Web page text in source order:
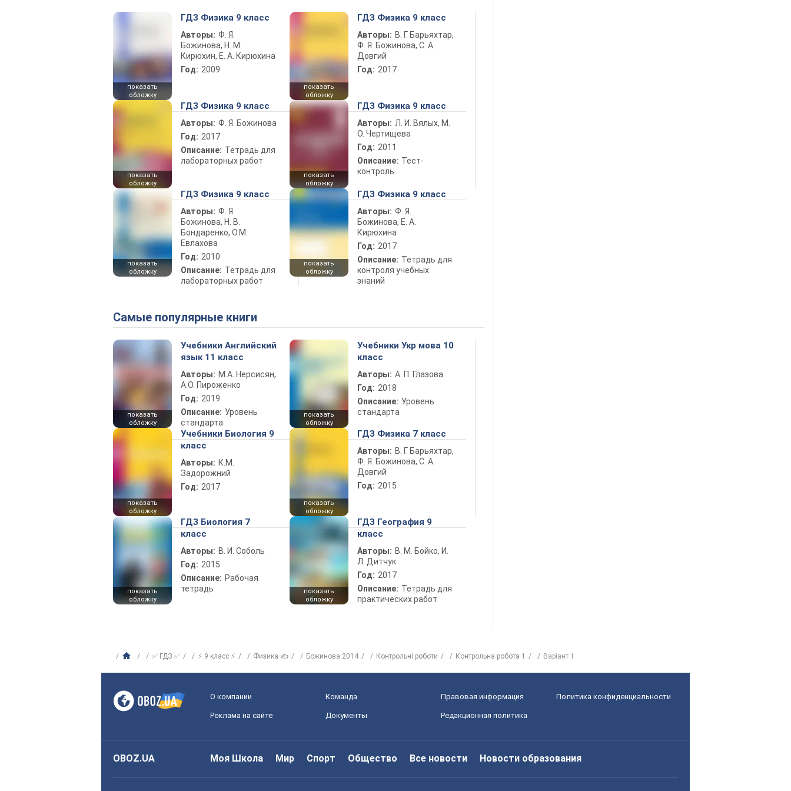
показать
обложку
ГДЗ Физика 9 класс
Авторы: Ф. Я.
Божинова, Н. М.
Кирюхин, Е. А. Кирюхина
Год: 2009
показать
обложку
ГДЗ Физика 9 класс
Авторы: В. Г. Барьяхтар,
Ф. Я. Божинова, С. А.
Довгий
Год: 2017
показать
обложку
ГДЗ Физика 9 класс
Авторы: Ф. Я. Божинова
Год: 2017
Описание: Тетрадь для
лабораторных работ
показать
обложку
ГДЗ Физика 9 класс
Авторы: Л. И. Вялых, М.
О. Чертищева
Год: 2011
Описание: Тест-
контроль
показать
обложку
ГДЗ Физика 9 класс
Авторы: Ф. Я.
Божинова, Н. В.
Бондаренко, О.М.
Евлахова
Год: 2010
Описание: Тетрадь для
лабораторных работ
показать
обложку
ГДЗ Физика 9 класс
Авторы: Ф. Я.
Божинова, Е. А.
Кирюхина
Год: 2017
Описание: Тетрадь для
контроля учебных
знаний
Самые популярные книги
показать
обложку
Учебники Английский
язык 11 класс
Авторы: М.А. Нерсисян,
А.О. Пироженко
Год: 2019
Описание: Уровень
стандарта
показать
обложку
Учебники Укр мова 10
класс
Авторы: А. П. Глазова
Год: 2018
Описание: Уровень
стандарта
показать
обложку
Учебники Биология 9
класс
Авторы: К.М.
Задорожний
Год: 2017
показать
обложку
ГДЗ Физика 7 класс
Авторы: В. Г. Барьяхтар,
Ф. Я. Божинова, С. А.
Довгий
Год: 2015
показать
обложку
ГДЗ Биология 7
класс
Авторы: В. И. Соболь
Год: 2015
Описание: Рабочая
тетрадь
показать
обложку
ГДЗ География 9
класс
Авторы: В. М. Бойко, И.
Л. Дитчук
Год: 2017
Описание: Тетрадь для
практических работ
✅ ГДЗ ✅ ⚡ 9 класс ⚡ Физика ✍ Божинова 2014 Контрольні роботи Контрольна робота 1 Варіант 1
О компании Команда Правовая информация Политика конфиденциальности
Реклама на сайте Документы Редакционная политика
OBOZ.UA Моя Школа Мир Спорт Общество Все новости Новости образования